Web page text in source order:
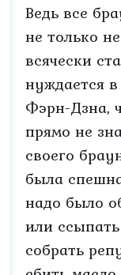
Ведь все
не только
всячески
нуждается
Фэрн-Дзна,
прямо не
своего
была
надо было
или
собрать